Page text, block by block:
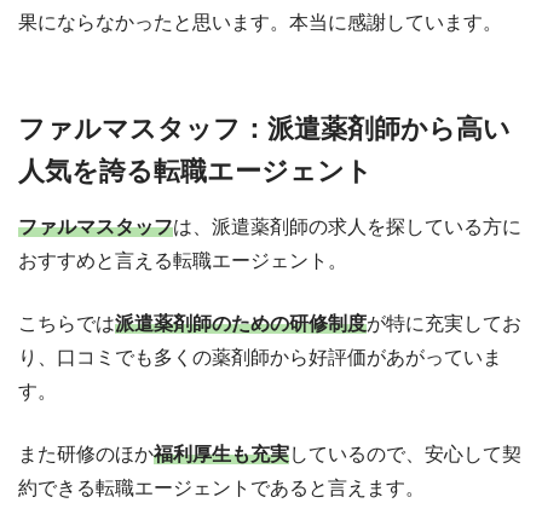
果にならなかったと思います。本当に感謝しています。
ファルマスタッフ：派遣薬剤師から高い
人気を誇る転職エージェント
ファルマスタッフは、派遣薬剤師の求人を探している方に
おすすめと言える転職エージェント。
こちらでは派遣薬剤師のための研修制度が特に充実してお
り、口コミでも多くの薬剤師から好評価があがっていま
す。
また研修のほか福利厚生も充実しているので、安心して契
約できる転職エージェントであると言えます。